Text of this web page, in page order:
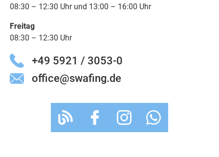
08:30 – 12:30 Uhr und 13:00 – 16:00 Uhr
Freitag
08:30 – 12:30 Uhr
+49 5921 / 3053-0
office@swafing.de